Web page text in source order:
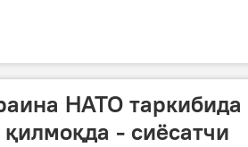
НАТО таркибида
- сиёсатчи